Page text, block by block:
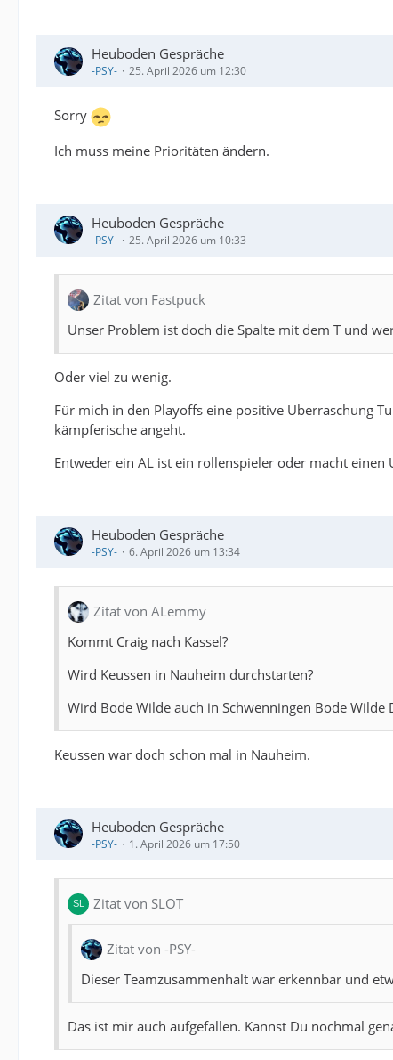
Heuboden Gespräche
-PSY- 25. April 2026 um 12:30
Sorry
Ich muss meine Prioritäten ändern.
Heuboden Gespräche
-PSY- 25. April 2026 um 10:33
Zitat von Fastpuck
Unser Problem ist doch die Spalte mit dem T und
Oder viel zu wenig.
Für mich in den Playoffs eine positive Überraschung
kämpferische angeht.
Entweder ein AL ist ein rollenspieler oder macht einen
Heuboden Gespräche
-PSY- 6. April 2026 um 13:34
Zitat von ALemmy
Kommt Craig nach Kassel?
Wird Keussen in Nauheim durchstarten?
Wird Bode Wilde auch in Schwenningen Bode Wilde
Keussen war doch schon mal in Nauheim.
Heuboden Gespräche
-PSY- 1. April 2026 um 17:50
Zitat von SLOT
Zitat von -PSY-
Dieser Teamzusammenhalt war erkennbar und
Das ist mir auch aufgefallen. Kannst Du nochmal